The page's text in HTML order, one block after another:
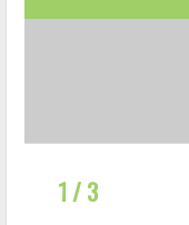
1 / 3